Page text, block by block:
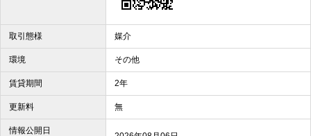
取引態様 媒介
環境 その他
賃貸期間 2年
更新料 無
情報公開日